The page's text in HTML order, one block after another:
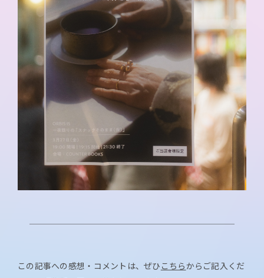
この記事への感想・コメントは、ぜひ こちらからご記入くだ